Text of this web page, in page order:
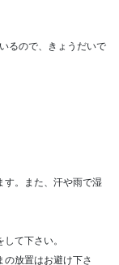
るので、きょうだいで
す。また、汗や雨で湿
て下さい。
の放置はお避け下さ